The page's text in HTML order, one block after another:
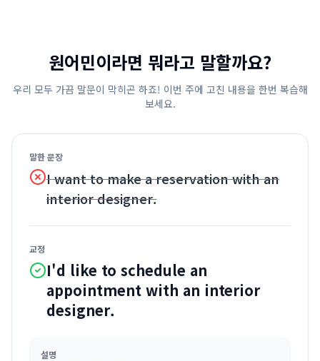
원어민이라면 뭐라고 말할까요?
우리 모두 가끔 말문이 막히곤 하죠! 이번 주에 고친 내용을 한번 복습해
보세요.
말한 문장
I want to make a reservation with an
interior designer.
교정
I'd like to schedule an
appointment with an interior
designer.
설명